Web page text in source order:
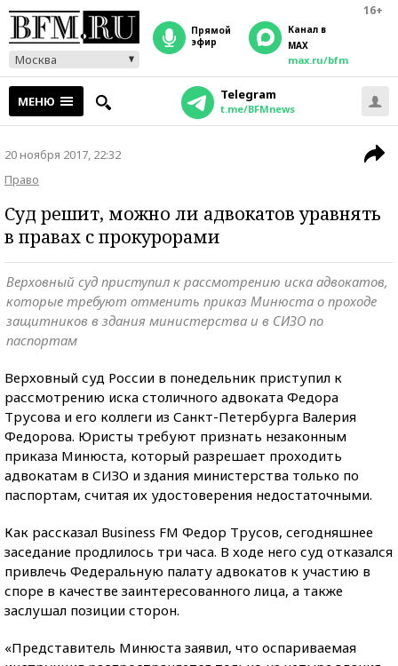
16+
Москва
прямой
эфир
Канал в
MAX
max.ru/bfm
МЕНЮ Telegram
t.me/BFMnews
20 ноября 2017, 22:32
Право
Суд решит, можно ли адвокатов уравнять
в правах с прокурорами
Верховный суд приступил к рассмотрению иска адвокатов,
которые требуют отменить приказ Минюста о проходе
защитников в здания министерства и в СИЗО по
паспортам
Верховный суд России в понедельник приступил к
рассмотрению иска столичного адвоката Федора
Трусова и его коллеги из Санкт-Петербурга Валерия
Федорова. Юристы требуют признать незаконным
приказа Минюста, который разрешает проходить
адвокатам в СИЗО и здания министерства только по
паспортам, считая их удостоверения недостаточными.
Как рассказал Business FM Федор Трусов, сегодняшнее
заседание продлилось три часа. В ходе него суд отказался
привлечь Федеральную палату адвокатов к участию в
споре в качестве заинтересованного лица, а также
заслушал позиции сторон.
«Представитель Минюста заявил, что оспариваемая